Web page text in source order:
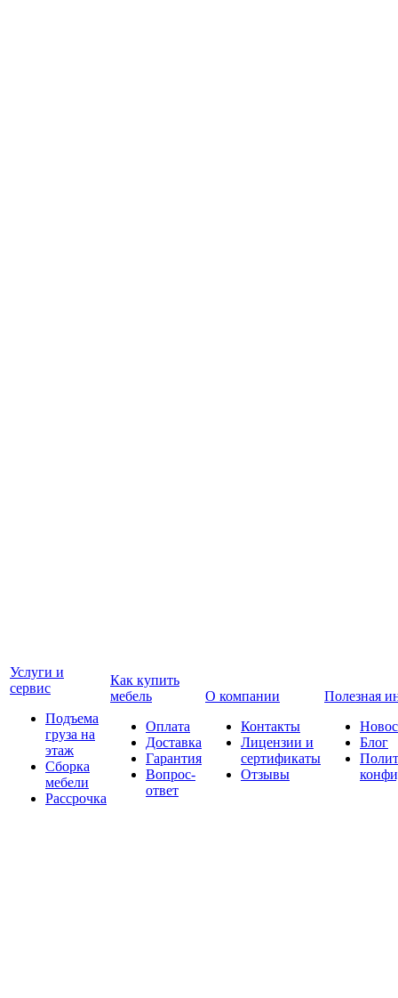
Услуги и
сервис
Подъема
груза на
этаж
Сборка
мебели
Рассрочка
Как купить
мебель
Оплата
Доставка
Гарантия
Вопрос-
ответ
О компании
Контакты
Лицензии и
сертификаты
Отзывы
Полезная
Блог